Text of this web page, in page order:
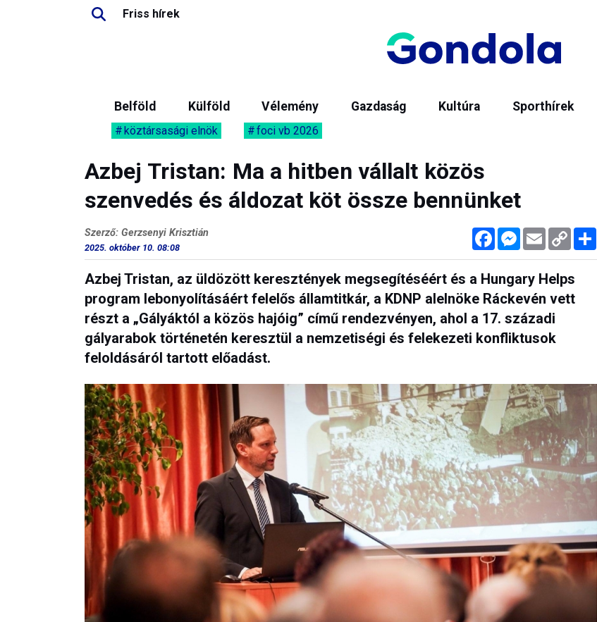
Friss hírek
Belföld Külföld Vélemény Gazdaság Kultúra Sporthírek
köztársasági elnök foci vb 2026
Azbej Tristan: Ma a hitben vállalt közös
szenvedés és áldozat köt össze bennünket
FacebookMessenger
Email Copy
Link
Szerző: Gerzsenyi Krisztián
2025. október 10. 08:08
Azbej Tristan, az üldözött keresztények megsegítéséért és a Hungary Helps
program lebonyolításáért felelős államtitkár, a KDNP alelnöke Ráckevén vett
részt a „Gályáktól a közös hajóig” című rendezvényen, ahol a 17. századi
gályarabok történetén keresztül a nemzetiségi és felekezeti konfliktusok
feloldásáról tartott előadást.